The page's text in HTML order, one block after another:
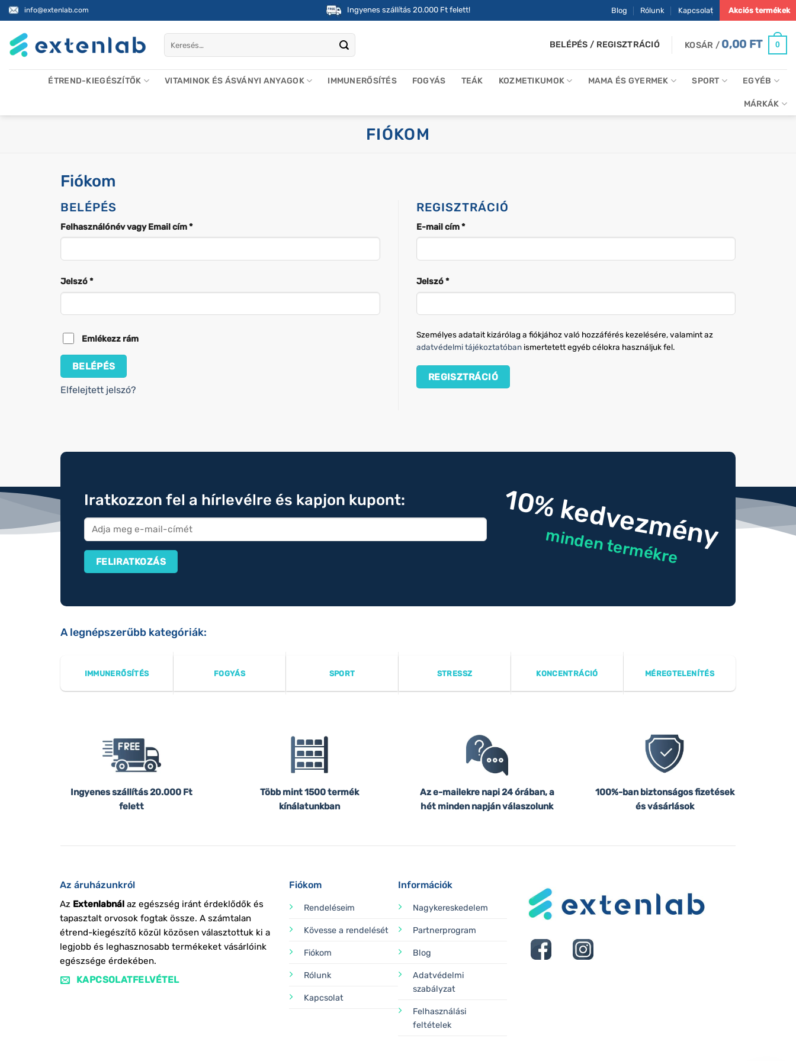
Skip
to
content
info@extenlab.com Ingyenes szállítás 20.000 Ft felett! Blog Rólunk Kapcsolat Akciós termékek
BELÉPÉS / REGISZTRÁCIÓ KOSÁR / 0,00 FT 0
ÉTREND-KIEGÉSZÍTŐK VITAMINOK ÉS ÁSVÁNYI ANYAGOK IMMUNERŐSÍTÉS FOGYÁS TEÁK KOZMETIKUMOK MAMA ÉS GYERMEK SPORT EGYÉB
MÁRKÁK
FIÓKOM
Fiókom
BELÉPÉS
Felhasználónév vagy Email cím*Kötelező
Jelszó*Kötelező
Emlékezz rám
BELÉPÉS
Elfelejtett jelszó?
REGISZTRÁCIÓ
E-mail cím*Kötelező
Jelszó*Kötelező
Személyes adatait kizárólag a fiókjához való hozzáférés kezelésére, valamint az
adatvédelmi tájékoztatóban ismertetett egyéb célokra használjuk fel.
REGISZTRÁCIÓ
Iratkozzon fel a hírlevélre és kapjon kupont: 10% kedvezmény
minden termékre
A legnépszerűbb kategóriák:
IMMUNERŐSÍTÉS FOGYÁS SPORT STRESSZ KONCENTRÁCIÓ MÉREGTELENÍTÉS
Ingyenes szállítás20.000 Ft
felett
Több mint 1500 termék
kínálatunkban
Az e-mailekre napi 24 órában, a
hét minden napján válaszolunk
100%-ban biztonságos fizetések
és vásárlások
Az áruházunkról
Az Extenlabnálaz egészség iránt érdeklődők és
tapasztalt orvosok fogtak össze. A számtalan
étrend-kiegészítő közül közösen választottuk ki a
legjobb és leghasznosabb termékeket vásárlóink
egészsége érdekében.
KAPCSOLATFELVÉTEL
Fiókom
Rendeléseim
Kövesse a rendelését
Fiókom
Rólunk
Kapcsolat
Információk
Nagykereskedelem
Partnerprogram
Blog
Adatvédelmi
szabályzat
Felhasználási
feltételek